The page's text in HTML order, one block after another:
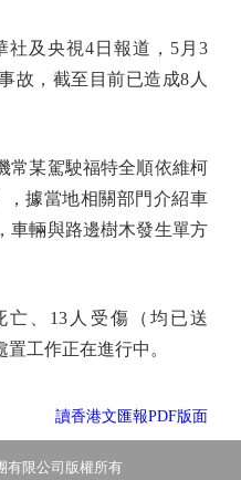
及央視4日報道，5月3
故，截至目前已造成8人
某駕駛福特全順依維柯
，據當地相關部門介紹車
車輛與路邊樹木發生單方
、13人受傷（均已送
工作正在進行中。
讀香港文匯報PDF版面
有限公司版權所有